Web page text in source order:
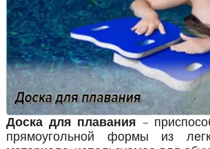
Доска для плавания –
прямоугольной формы из